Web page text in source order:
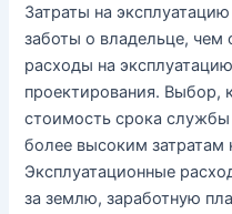
Затраты на
заботы о владельце, чем
расходы на
проектирования.
стоимость срока
более высоким затратам
Эксплуатационные
за землю, заработную